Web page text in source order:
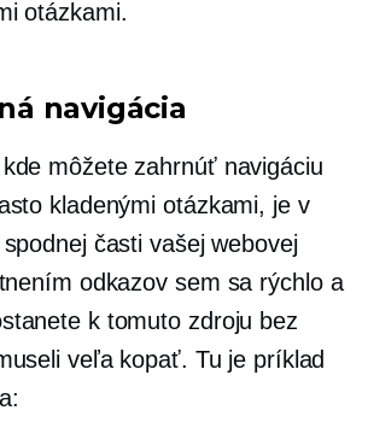
otázkami.
navigácia
môžete zahrnúť navigáciu
kladenými otázkami, je v
časti vašej webovej
odkazov sem sa rýchlo a
k tomuto zdroju bez
veľa kopať. Tu je príklad